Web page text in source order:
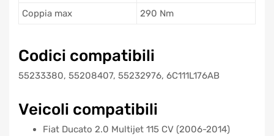
Coppia max
290 Nm
Codici compatibili
55233380, 55208407, 55232976, 6C111L176AB
Veicoli compatibili
Fiat Ducato 2.0 Multijet 115 CV (2006-2014)